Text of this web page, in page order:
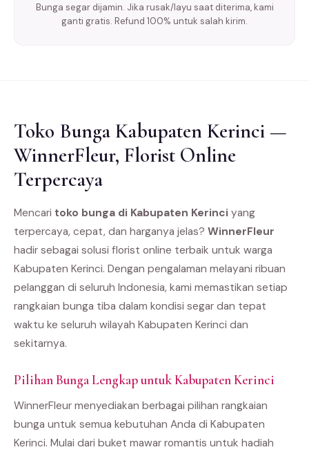
Bunga segar dijamin. Jika rusak/layu saat diterima, kami
ganti gratis. Refund 100% untuk salah kirim.
Toko Bunga Kabupaten Kerinci —
WinnerFleur, Florist Online
Terpercaya
Mencari toko bunga di Kabupaten Kerinci yang
terpercaya, cepat, dan harganya jelas? WinnerFleur
hadir sebagai solusi florist online terbaik untuk warga
Kabupaten Kerinci. Dengan pengalaman melayani ribuan
pelanggan di seluruh Indonesia, kami memastikan setiap
rangkaian bunga tiba dalam kondisi segar dan tepat
waktu ke seluruh wilayah Kabupaten Kerinci dan
sekitarnya.
Pilihan Bunga Lengkap untuk Kabupaten Kerinci
WinnerFleur menyediakan berbagai pilihan rangkaian
bunga untuk semua kebutuhan Anda di Kabupaten
Kerinci. Mulai dari buket mawar romantis untuk hadiah